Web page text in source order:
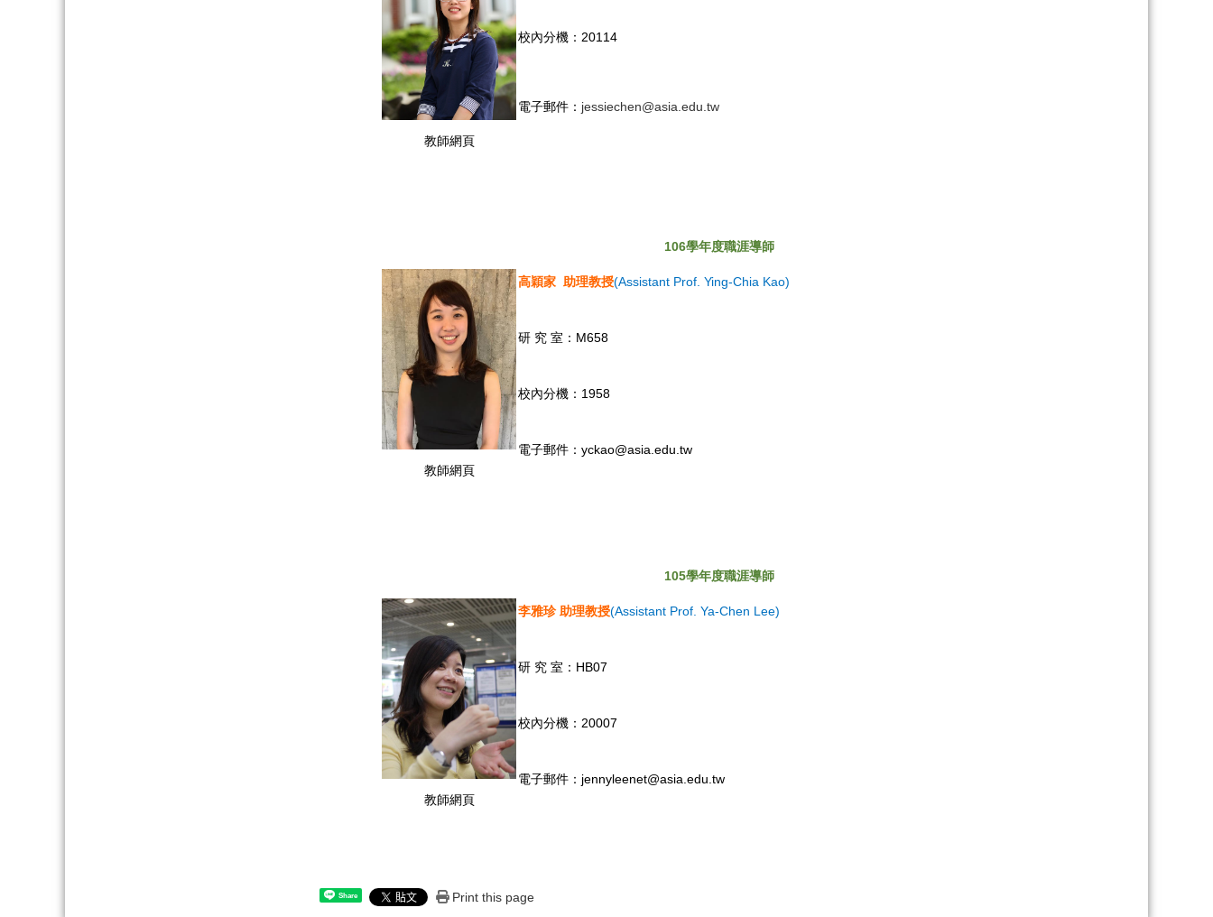
教師網頁
校內分機：20114
電子郵件： jessiechen@asia.edu.tw
106學年度職涯導師
教師網頁
高穎家 助理教授(Assistant Prof. Ying-Chia Kao)
研 究 室：M658
校內分機：1958
電子郵件：yckao@asia.edu.tw
105學年度職涯導師
教師網頁
李雅珍 助理教授(Assistant Prof. Ya-Chen Lee)
研 究 室：HB07
校內分機：20007
電子郵件：jennyleenet@asia.edu.tw
Share Print this page